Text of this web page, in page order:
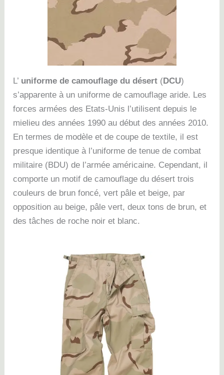
L’ uniforme de camouflage du désert (DCU)
s’apparente à un uniforme de camouflage aride. Les
forces armées des Etats-Unis l’utilisent depuis le
mielieu des années 1990 au début des années 2010.
En termes de modèle et de coupe de textile, il est
presque identique à l’uniforme de tenue de combat
militaire (BDU) de l’armée américaine. Cependant, il
comporte un motif de camouflage du désert trois
couleurs de brun foncé, vert pâle et beige, par
opposition au beige, pâle vert, deux tons de brun, et
des tâches de roche noir et blanc.